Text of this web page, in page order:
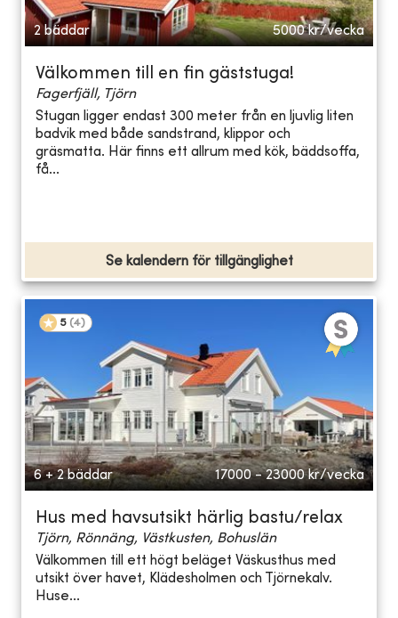
2 bäddar 5000 kr/vecka
Välkommen till en fin gäststuga!
Fagerfjäll, Tjörn
Stugan ligger endast 300 meter från en ljuvlig liten
badvik med både sandstrand, klippor och
gräsmatta. Här finns ett allrum med kök, bäddsoffa,
få...
Se kalendern för tillgänglighet
5 (4)
6 + 2 bäddar 17000 - 23000 kr/vecka
Hus med havsutsikt härlig bastu/relax
Tjörn, Rönnäng, Västkusten, Bohuslän
Välkommen till ett högt beläget Väskusthus med
utsikt över havet, Klädesholmen och Tjörnekalv.
Huse...